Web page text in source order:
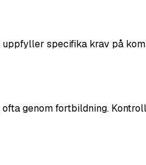
specifika krav på
genom fortbildning.